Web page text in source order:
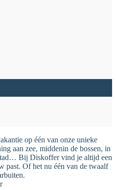
op één van onze unieke
aan zee, middenin de bossen, in
Bij Diskoffer vind je altijd een
past. Of het nu één van de twaalf